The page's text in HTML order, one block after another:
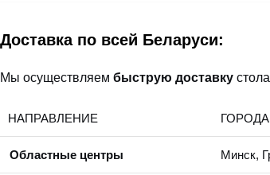
Доставка по всей Беларуси:
Мы осуществляем быструю доставку
НАПРАВЛЕНИЕ ГОРОДА
Областные центры Минск,